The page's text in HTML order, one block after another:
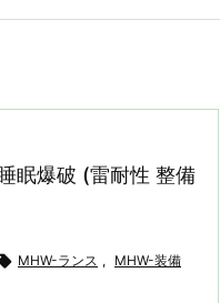
次へ
眠爆破 (雷耐性 整備
MHW-ランス , MHW-装備